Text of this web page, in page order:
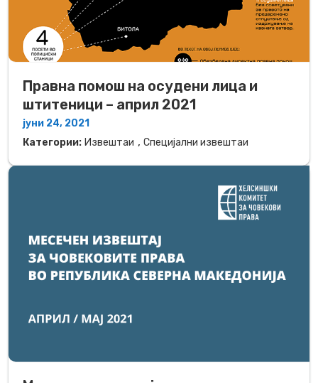
Правна помош на осудени лица и
штитеници – април 2021
јуни 24, 2021
Категории: Извештаи , Специјални извештаи